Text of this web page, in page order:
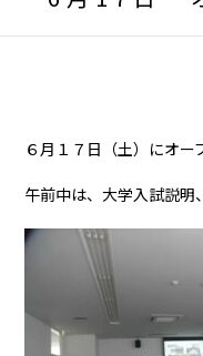
６月１７日（土）にオー
午前中は、大学入試説明